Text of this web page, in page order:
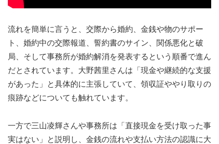
流れを簡単に言うと、交際から婚約、金銭や物のサポー
ト、婚約中の交際報道、誓約書のサイン、関係悪化と破
局、そして事務所が婚約解消を発表するという順番で進ん
だとされています。大野茜里さんは「現金や継続的な支援
があった」と具体的に主張していて、領収証ややり取りの
痕跡などについても触れています。
一方で三山凌輝さんや事務所は「直接現金を受け取った事
実はない」と説明し、金銭の流れや支払い方法の認識に大